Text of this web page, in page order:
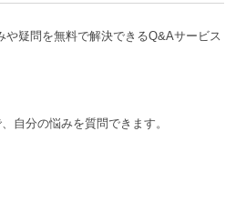
や疑問を無料で解決できるQ&Aサービス
自分の悩みを質問できます。